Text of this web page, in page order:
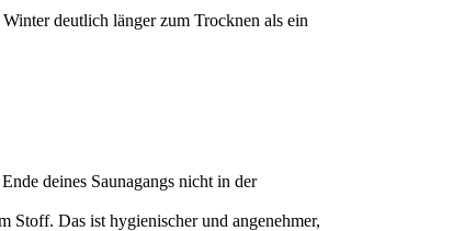
deutlich länger zum Trocknen als ein
deines Saunagangs nicht in der
Stoff. Das ist hygienischer und angenehmer,